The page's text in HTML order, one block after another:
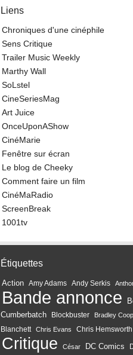
Liens
Chroniques d'une cinéphile
Sens Critique
Trailer Music Weekly
Marthy Wall
SoLstel
CineSeriesMag
Art Juice
OnceUponAShow
CinéMarie
Fenêtre sur écran
Le blog de Cheeky
Comment faire un film
CinéMaRadio
ScreenBreak
1001tv
Étiquettes
Action Amy Adams Andy Serkis
Bande annonce
Cumberbatch
Blockbuster Bradley
Blanchett
Chris Evans Chris Hemsworth
Critique César DC Comics